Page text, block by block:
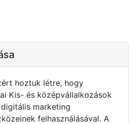
hoztuk létre, hogy
Kis- és középvállalkozások
marketing
felhasználásával. A